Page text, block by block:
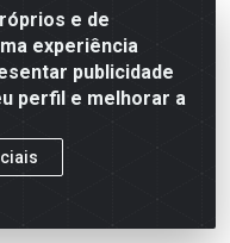
(Curva C 40A 1 P)
e de
experiência
publicidade
perfil e melhorar a